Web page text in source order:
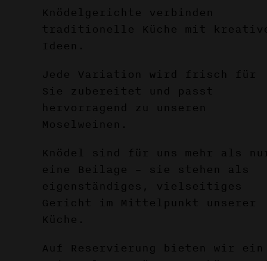
Knödelgerichte verbinden
traditionelle Küche mit
Ideen.
Jede Variation wird frisch für
Sie zubereitet und passt
hervorragend zu unseren
Moselweinen.
Knödel sind für uns mehr als
eine Beilage – sie stehen als
eigenständiges, vielseitiges
Gericht im Mittelpunkt unserer
Küche.
Auf Reservierung bieten wir ein